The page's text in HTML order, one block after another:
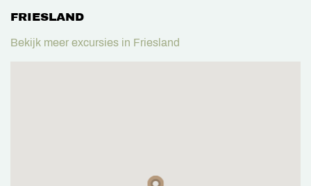
FRIESLAND
Bekijk meer excursies in Friesland